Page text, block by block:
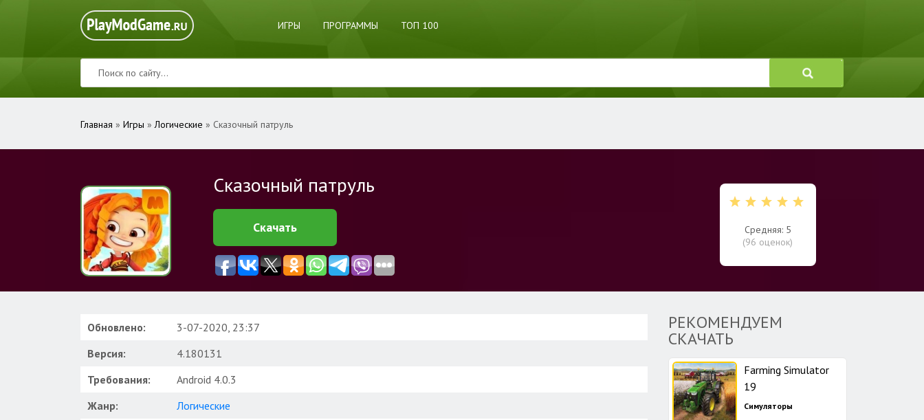
ИГРЫ ПРОГРАММЫ ТОП 100
Главная » Игры »Логические » Сказочный патруль
Сказочный патруль
Скачать
Средняя: 5
(96 оценок)
Обновлено:
3-07-2020, 23:37
Версия:
4.180131
Требования:
Android 4.0.3
Жанр:
Логические
РЕКОМЕНДУЕМ
СКАЧАТЬ
Farming Simulator
19
Симуляторы